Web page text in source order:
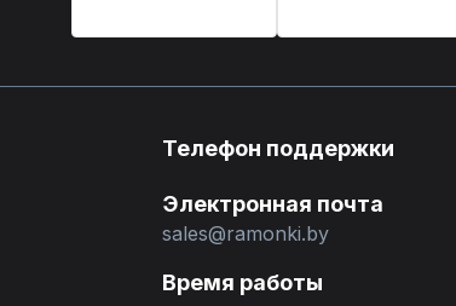
Телефон поддержки
Электронная почта
sales@ramonki.by
Время работы